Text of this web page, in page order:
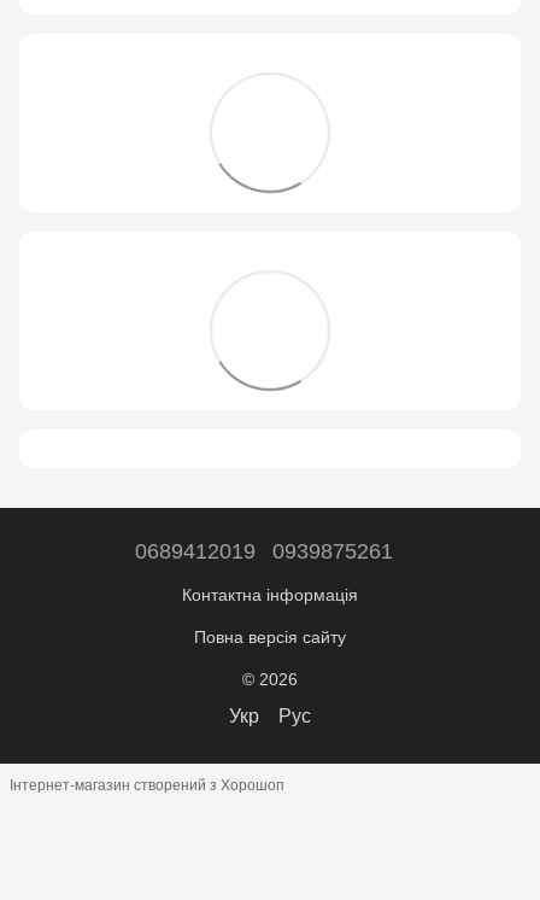
0689412019 0939875261
Контактна інформація
Повна версія сайту
© 2026
Укр Рус
Інтернет-магазин створений з Хорошоп